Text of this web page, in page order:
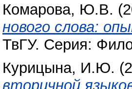
Комарова, Ю.В.
нового слова:
ТвГУ. Серия:
Курицына, И.Ю.
вторичной